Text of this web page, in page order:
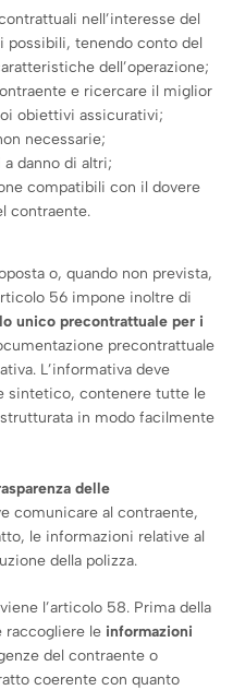
nell’interesse del
tenendo conto del
dell’operazione;
e ricercare il miglior
obiettivi assicurativi;
necessarie;
danno di altri;
compatibili con il dovere
contraente.
o, quando non prevista,
56 impone inoltre di
unico precontrattuale per i
precontrattuale
L’informativa deve
sintetico, contenere tutte le
in modo facilmente
delle
comunicare al contraente,
le informazioni relative al
della polizza.
l’articolo 58. Prima della
raccogliere le informazioni
del contraente o
coerente con quanto